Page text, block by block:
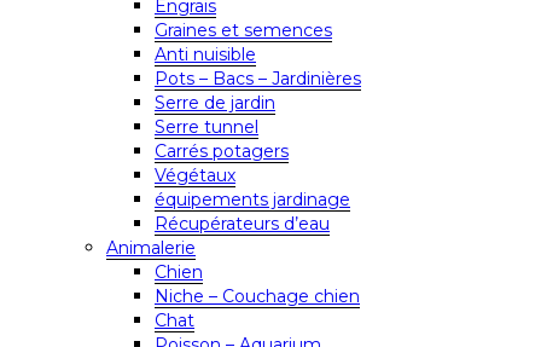
Engrais
Graines et semences
Anti nuisible
Pots – Bacs – Jardinières
Serre de jardin
Serre tunnel
Carrés potagers
Végétaux
équipements jardinage
Récupérateurs d’eau
Animalerie
Chien
Niche – Couchage chien
Chat